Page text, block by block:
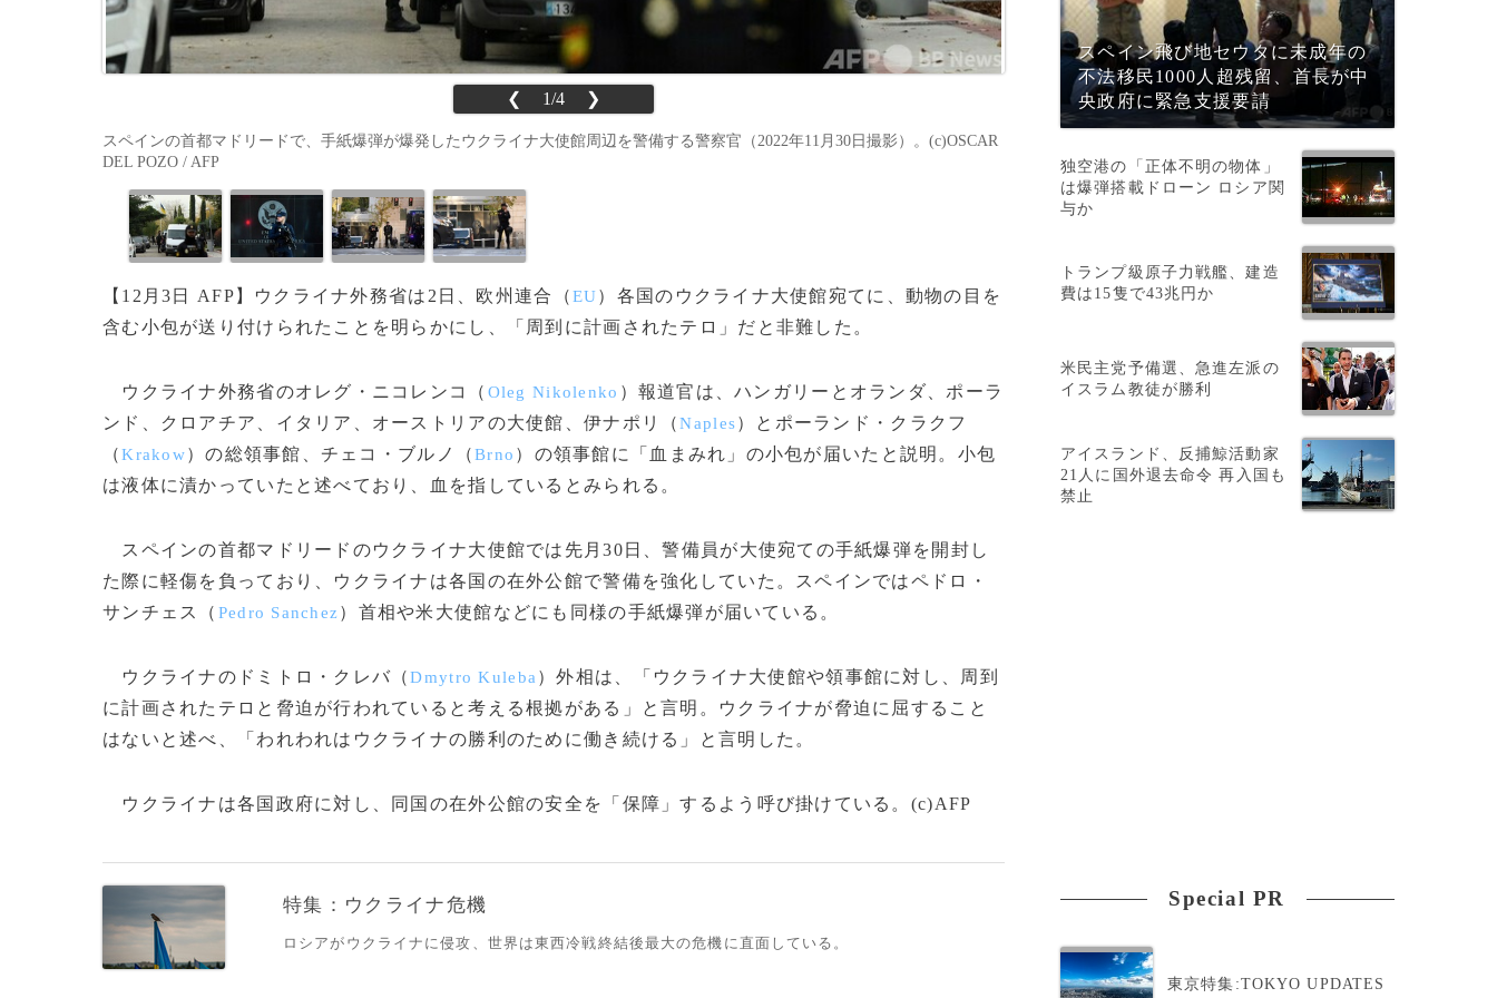
❮ 1/4 ❯
スペインの首都マドリードで、手紙爆弾が爆発したウクライナ大使館周辺を警備する警察官（2022年11月30日撮影）。(c)OSCAR
DEL POZO / AFP
【12月3日 AFP】ウクライナ外務省は2日、欧州連合（EU）各国のウクライナ大使館宛てに、動物の目を
含む小包が送り付けられたことを明らかにし、「周到に計画されたテロ」だと非難した。
ウクライナ外務省のオレグ・ニコレンコ（ Oleg Nikolenko ）報道官は、ハンガリーとオランダ、ポーラ
ンド、クロアチア、イタリア、オーストリアの大使館、伊ナポリ（Naples）とポーランド・クラクフ
（Krakow）の総領事館、チェコ・ブルノ（Brno ）の領事館に「血まみれ」の小包が届いたと説明。小包
は液体に漬かっていたと述べており、血を指しているとみられる。
スペインの首都マドリードのウクライナ大使館では先月30日、警備員が大使宛ての手紙爆弾を開封し
た際に軽傷を負っており、ウクライナは各国の在外公館で警備を強化していた。スペインではペドロ・
サンチェス（ Pedro Sanchez）首相や米大使館などにも同様の手紙爆弾が届いている。
ウクライナのドミトロ・クレバ（Dmytro Kuleba ）外相は、「ウクライナ大使館や領事館に対し、周到
に計画されたテロと脅迫が行われていると考える根拠がある」と言明。ウクライナが脅迫に屈すること
はないと述べ、「われわれはウクライナの勝利のために働き続ける」と言明した。
ウクライナは各国政府に対し、同国の在外公館の安全を「保障」するよう呼び掛けている。(c)AFP
特集：ウクライナ危機
ロシアがウクライナに侵攻、世界は東西冷戦終結後最大の危機に直面している。
スペイン飛び地セウタに未成年の
不法移民1000人超残留、首長が中
央政府に緊急支援要請
独空港の「正体不明の物体」
は爆弾搭載ドローン ロシア関
与か
トランプ級原子力戦艦、建造
費は15隻で43兆円か
米民主党予備選、急進左派の
イスラム教徒が勝利
アイスランド、反捕鯨活動家
21人に国外退去命令 再入国も
禁止
Special PR
東京特集:TOKYO UPDATES